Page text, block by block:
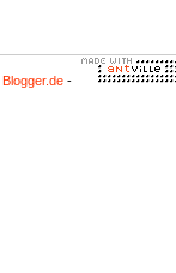
Blogger.de -